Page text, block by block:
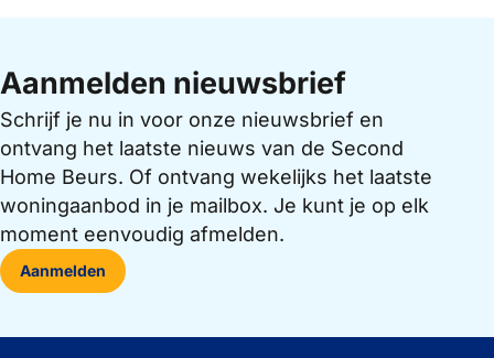
Aanmelden nieuwsbrief
Schrijf je nu in voor onze nieuwsbrief en
ontvang het laatste nieuws van de Second
Home Beurs. Of ontvang wekelijks het laatste
woningaanbod in je mailbox. Je kunt je op elk
moment eenvoudig afmelden.
Aanmelden